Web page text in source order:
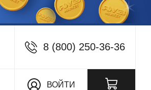
8 (800) 250-36-36
ВОЙТИ